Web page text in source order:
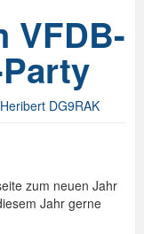
VFDB-
Heribert DG9RAK
zum neuen Jahr
Jahr gerne